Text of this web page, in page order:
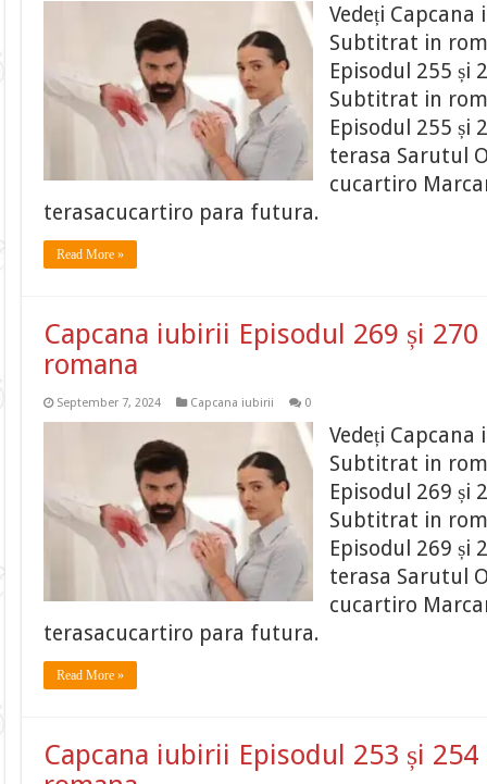
Vedeți
Subtitrat in
Episodul 255 și
Subtitrat in
Episodul 255 și
terasa Sarutul
cucartiro
terasacucartiro para futura.
Read More »
Capcana iubirii Episodul 269 și
romana
September 7, 2024 Capcana iubirii 0
Vedeți
Subtitrat in
Episodul 269 și
Subtitrat in
Episodul 269 și
terasa Sarutul
cucartiro
terasacucartiro para futura.
Read More »
Capcana iubirii Episodul 253 și